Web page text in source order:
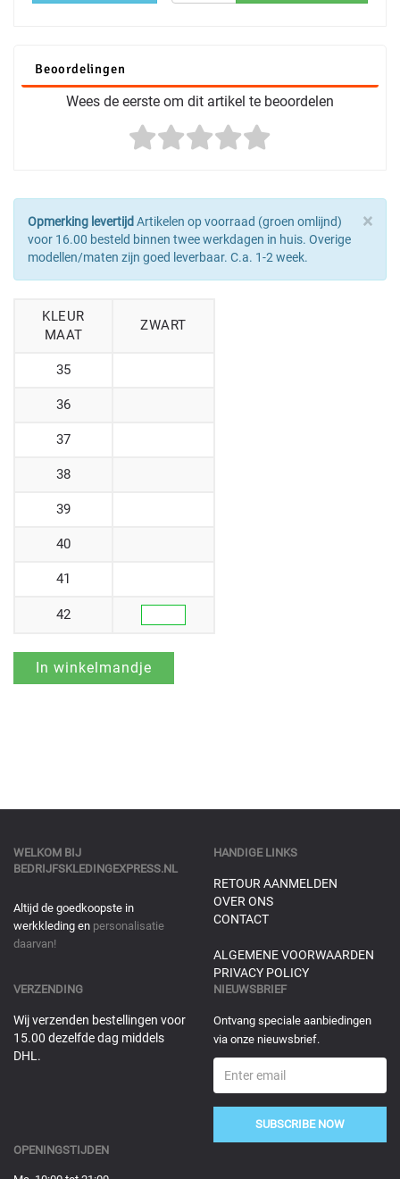
Beoordelingen
Wees de eerste om dit artikel te beoordelen
×
Opmerking levertijd Artikelen op voorraad (groen omlijnd)
voor 16.00 besteld binnen twee werkdagen in huis. Overige
modellen/maten zijn goed leverbaar. C.a. 1-2 week.
KLEUR
MAAT
ZWART
35
36
37
38
39
40
41
42
WELKOM BIJ
BEDRIJFSKLEDINGEXPRESS.NL
Altijd de goedkoopste in
werkkleding en personalisatie
daarvan!
HANDIGE LINKS
RETOUR AANMELDEN
OVER ONS
CONTACT
ALGEMENE VOORWAARDEN
PRIVACY POLICY
VERZENDING
Wij verzenden bestellingen voor
15.00 dezelfde dag middels
DHL.
NIEUWSBRIEF
Ontvang speciale aanbiedingen
via onze nieuwsbrief.
SUBSCRIBE NOW
OPENINGSTIJDEN